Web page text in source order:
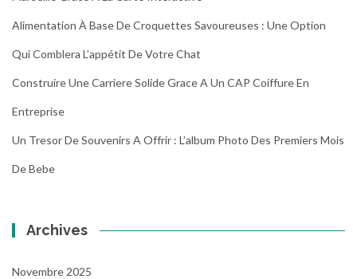
Alimentation À Base De Croquettes Savoureuses : Une Option
Qui Comblera L’appétit De Votre Chat
Construire Une Carriere Solide Grace A Un CAP Coiffure En
Entreprise
Un Tresor De Souvenirs A Offrir : L’album Photo Des Premiers Mois
De Bebe
Archives
Novembre 2025